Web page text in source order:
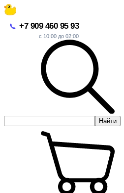
+7 909 460 95 93
с 10:00 до 02:00
Найти